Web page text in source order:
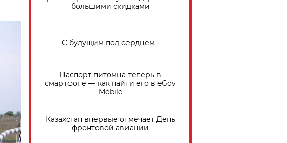
большими скидками
С будущим под сердцем
Паспорт питомца теперь в
смартфоне — как найти его в eGov
Mobile
Казахстан впервые отмечает День
фронтовой авиации